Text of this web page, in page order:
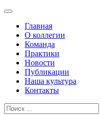
Главная
О коллегии
Команда
Практики
Новости
Публикации
Наша культура
Контакты